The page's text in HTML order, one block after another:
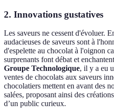
2. Innovations gustatives
Les saveurs ne cessent d'évoluer.
audacieuses de saveurs sont à
d'espelette au chocolat à l'oignon
surprenants font débat et
Groupe Technologique, il y a eu
ventes de chocolats aux saveurs
chocolatiers mettent en avant des
salées, proposant ainsi des
d’un public curieux.